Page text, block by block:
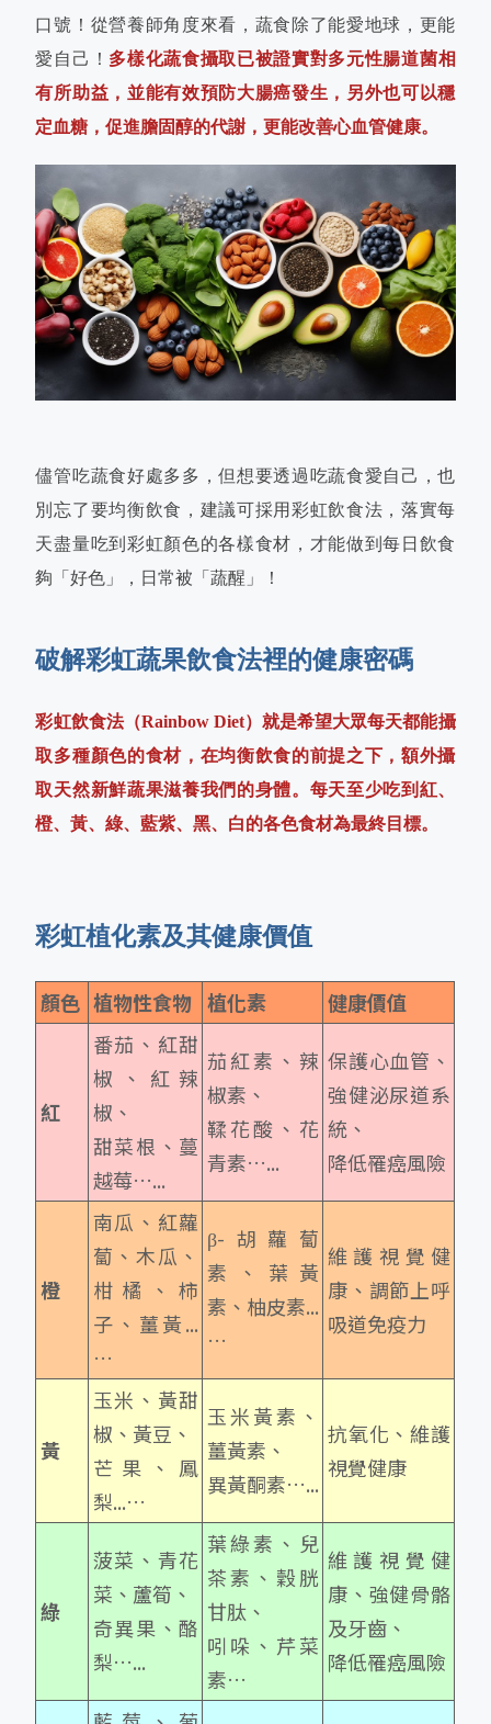
口號！從營養師角度來看，蔬食除了能愛地球，更能
愛自己！ 多樣化蔬食攝取已被證實對多元性腸道菌相
有所助益，並能有效預防大腸癌發生，另外也可以穩
定血糖，促進膽固醇的代謝，更能改善心血管健康。
儘管吃蔬食好處多多，但想要透過吃蔬食愛自己，也
別忘了要均衡飲食，建議可採用彩虹飲食法，落實每
天盡量吃到彩虹顏色的各樣食材，才能做到每日飲食
夠「好色」，日常被「蔬醒」！
破解彩虹蔬果飲食法裡的健康密碼
彩虹飲食法（Rainbow Diet）就是希望大眾每天都能攝
取多種顏色的食材，在均衡飲食的前提之下，額外攝
取天然新鮮蔬果滋養我們的身體。每天至少吃到紅、
橙、黃、綠、藍紫、黑、白的各色食材為最終目標。
彩虹植化素及其健康價值
顏色 植物性食物 植化素 健康價值
紅
番茄、紅甜
椒、紅辣
椒、
甜菜根、蔓
越莓…...
茄紅素、辣
椒素、
鞣花酸、花
青素…...
保護心血管、
強健泌尿道系
統、
降低罹癌風險
橙
南瓜、紅蘿
蔔、木瓜、
柑橘、柿
子、薑黃...
…
β-胡蘿蔔
素、葉黃
素、柚皮素...
…
維護視覺健
康、調節上呼
吸道免疫力
黃
玉米、黃甜
椒、黃豆、
芒果、鳳
梨...…
玉米黃素、
薑黃素、
異黃酮素…...
抗氧化、維護
視覺健康
綠
菠菜、青花
菜、蘆筍、
奇異果、酪
梨…...
葉綠素、兒
茶素、穀胱
甘肽、
吲哚、芹菜
素…
維護視覺健
康、強健骨骼
及牙齒、
降低罹癌風險